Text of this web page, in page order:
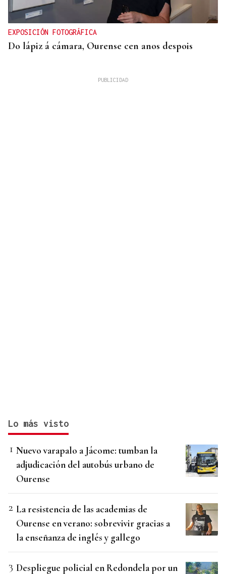
EXPOSICIÓN FOTOGRÁFICA
Do lápiz á cámara, Ourense cen anos despois
Lo más visto
Nuevo varapalo a Jácome: tumban la
adjudicación del autobús urbano de
Ourense
La resistencia de las academias de
Ourense en verano: sobrevivir gracias a
la enseñanza de inglés y gallego
Despliegue policial en Redondela por un